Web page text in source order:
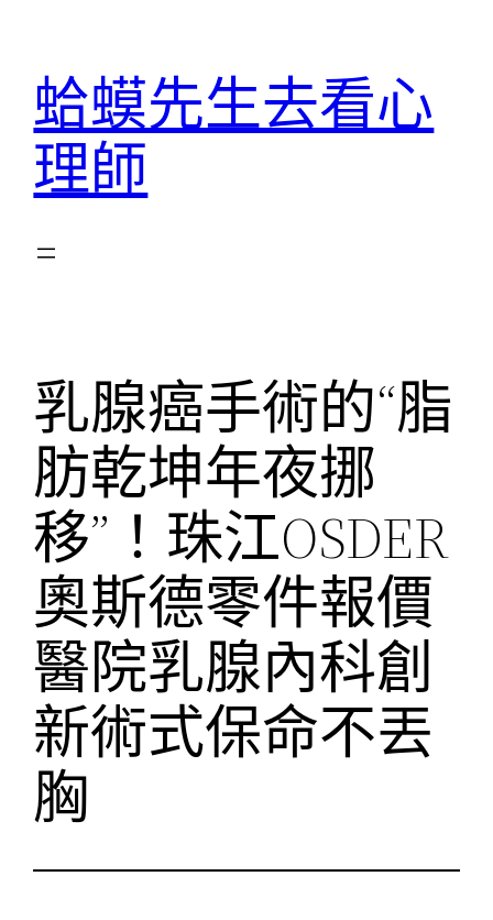
蛤蟆先生去看心
理師
乳腺癌手術的“脂
肪乾坤年夜挪
移”！珠江OSDER
奧斯德零件報價
醫院乳腺內科創
新術式保命不丟
胸